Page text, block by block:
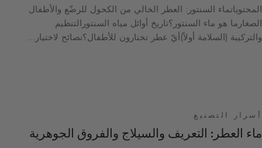
المحتوياتماء السنتور: العطر الخالي من الكحول للرضّع والأطفال
الصغارما هو ماء السنتور؟تاريخ أوائل مياه السنتورالتنظيم
والتركيبة (السلامة أولاً)أيّ عطر تختارون للأطفال؟نصائح لاختيار…
أسرار التصنيع
ماء العطر: التعريف والسيلاج والفروق الجوهرية